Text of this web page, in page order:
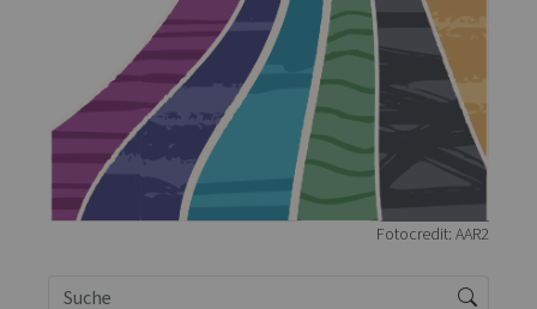
Fotocredit: AAR2